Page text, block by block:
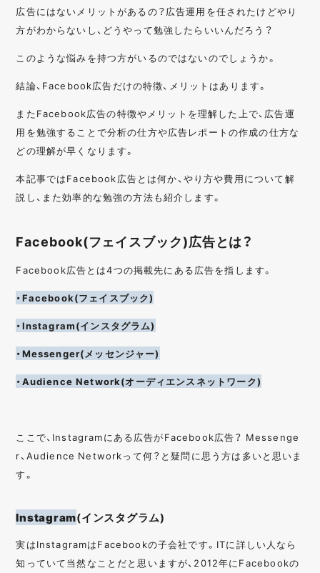
広告にはないメリットがあるの？広告運用を任されたけどやり
方がわからないし、どうやって勉強したらいいんだろう？
このような悩みを持つ方がいるのではないのでしょうか。
結論、Facebook広告だけの特徴、メリットはあります。
またFacebook広告の特徴やメリットを理解した上で、広告運
用を勉強することで分析の仕方や広告レポートの作成の仕方な
どの理解が早くなります。
本記事ではFacebook広告とは何か、やり方や費用について解
説し、また効率的な勉強の方法も紹介します。
Facebook(フェイスブック)広告とは？
Facebook広告とは4つの掲載先にある広告を指します。
・Facebook(フェイスブック)
・Instagram(インスタグラム)
・Messenger(メッセンジャー)
・Audience Network(オーディエンスネットワーク)
ここで、Instagramにある広告がFacebook広告？ Messenge
r、Audience Networkって何？と疑問に思う方は多いと思いま
す。
Instagram(インスタグラム)
実はInstagramはFacebookの子会社です。ITに詳しい人なら
知っていて当然なことだと思いますが、2012年にFacebookの